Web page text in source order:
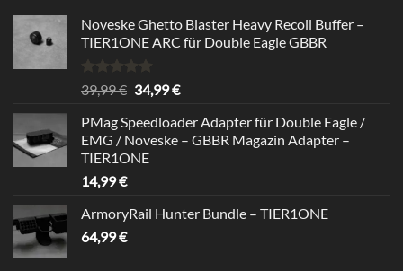
Noveske Ghetto Blaster Heavy Recoil Buffer –
TIER1ONE ARC für Double Eagle GBBR
Rated5.00
out of 5
39,99€ Original
was:
39,99 €.
34,99€Current
is:
34,99 €.
PMag Speedloader Adapter für Double Eagle /
EMG / Noveske – GBBR Magazin Adapter –
TIER1ONE
14,99€
ArmoryRail Hunter Bundle – TIER1ONE
64,99€